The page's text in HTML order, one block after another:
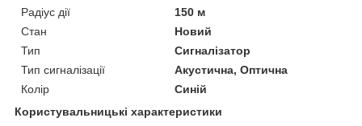
Радіус дії
150 м
Стан
Новий
Тип
Сигналізатор
Тип сигналізації
Акустична, Оптична
Колір
Синій
Користувальницькі характеристики